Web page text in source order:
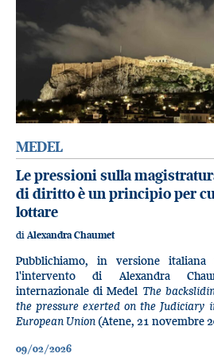
MEDEL
Le pressioni sulla
di diritto è un principio per
lottare
di Alexandra Chaumet
Pubblichiamo, in versione
l'intervento di Alexandra
internazionale di Medel The
the pressure exerted on the Judiciary
European Union(Atene, 21 novembre
09/02/2026